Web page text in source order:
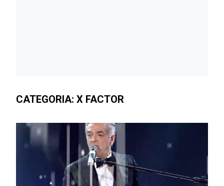
CATEGORIA: X FACTOR